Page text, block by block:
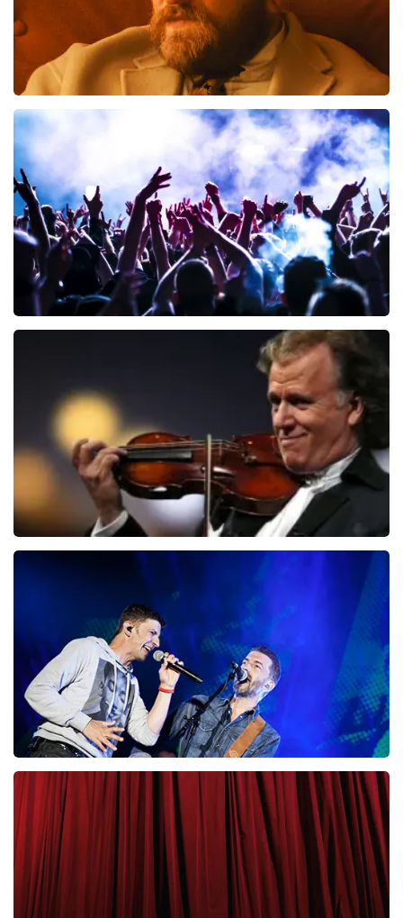
Teddy Swims
BESTEL NU
BESTEL NU
Andre Rieu
laatste 30 minuten
BESTEL NU
Clouseau
65